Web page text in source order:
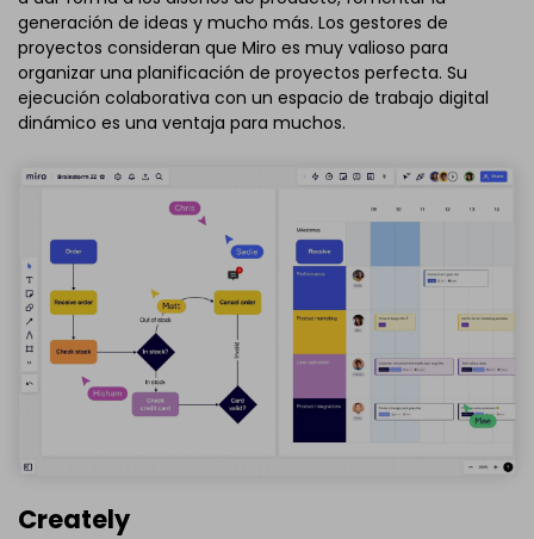
generación de ideas y mucho más. Los gestores de
proyectos consideran que Miro es muy valioso para
organizar una planificación de proyectos perfecta. Su
ejecución colaborativa con un espacio de trabajo digital
dinámico es una ventaja para muchos.
Creately